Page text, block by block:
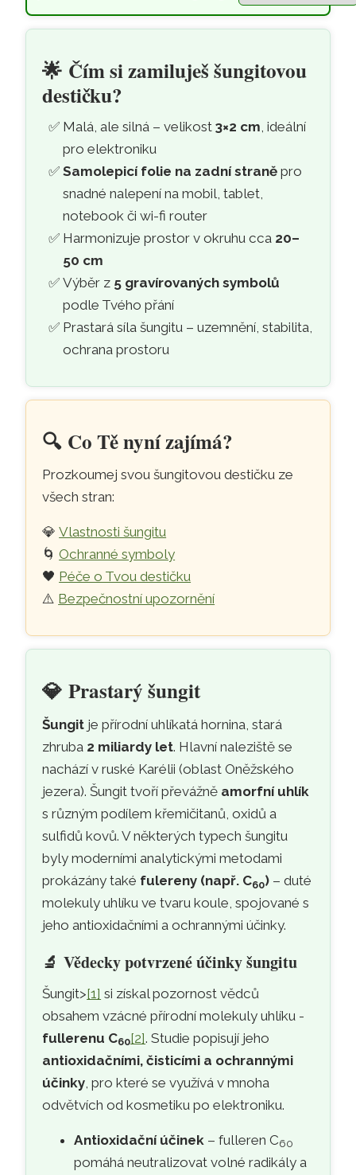
Šungitová ochranná
🌟 Čím si zamiluješ šungitovou
destičku?
Malá, ale silná – velikost 3×2 cm , ideální
pro elektroniku
Samolepicí folie na zadní straněpro
snadné nalepení na mobil, tablet,
notebook či wi-fi router
Harmonizuje prostor v okruhu cca 20–
50 cm
Výběr z 5 gravírovaných symbolů
podle Tvého přání
Prastará síla šungitu – uzemnění, stabilita,
ochrana prostoru
🔍️ Co Tě nyní zajímá?
Prozkoumej svou šungitovou destičku ze
všech stran:
💎Vlastnosti šungitu
🌀Ochranné symboly
🖤 Péče o Tvou destičku
⚠️ Bezpečnostní upozornění
💎Prastarý šungit
Šungit je přírodní uhlíkatá hornina, stará
zhruba 2 miliardy let. Hlavní naleziště se
nachází v ruské Karélii (oblast Oněžského
jezera). Šungit tvoří převážně amorfní uhlík
s různým podílem křemičitanů, oxidů a
sulfidů kovů. V některých typech šungitu
byly moderními analytickými metodami
prokázány také fulereny (např. C60) – duté
molekuly uhlíku ve tvaru koule, spojované s
jeho antioxidačními a ochrannými účinky.
🔬Vědecky potvrzené účinky šungitu
Šungit>[1] si získal pozornost vědců
obsahem vzácné přírodní molekuly uhlíku -
fullerenu C60[2]. Studie popisují jeho
antioxidačními, čisticími a ochrannými
účinky, pro které se využívá v mnoha
odvětvích od kosmetiku po elektroniku.
Antioxidační účinek – fulleren C60
pomáhá neutralizovat volné radikály a